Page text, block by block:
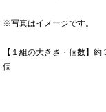
※写真はイメージです。
【１組の大きさ・個数】
個